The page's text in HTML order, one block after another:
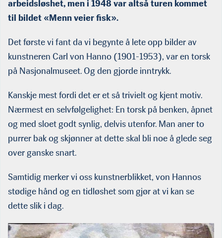
arbeidsløshet, men i 1948 var altså turen kommet
til bildet «Menn veier fisk».
Det første vi fant da vi begynte å lete opp bilder av
kunstneren Carl von Hanno (1901-1953), var en torsk
på Nasjonalmuseet. Og den gjorde inntrykk.
Kanskje mest fordi det er et så trivielt og kjent motiv.
Nærmest en selvfølgelighet: En torsk på benken, åpnet
og med sloet godt synlig, delvis utenfor. Man aner to
purrer bak og skjønner at dette skal bli noe å glede seg
over ganske snart.
Samtidig merker vi oss kunstnerblikket, von Hannos
stødige hånd og en tidløshet som gjør at vi kan se
dette slik i dag.